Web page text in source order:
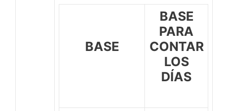
BASE
BASE
PARA
CONTAR
LOS
DÍAS